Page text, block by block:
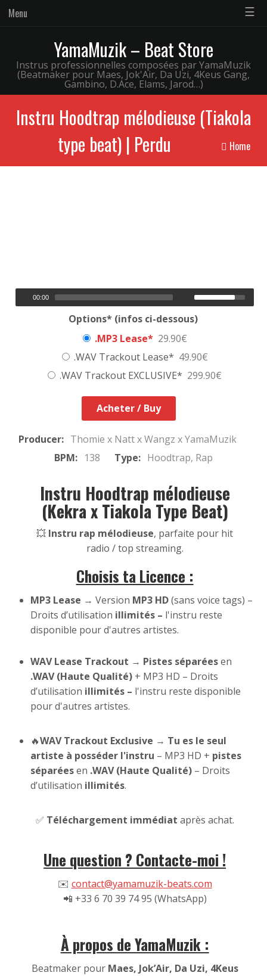
Menu ☰
YamaMuzik – Beat Store
Instrus professionnelles composées par YamaMuzik
(Beatmaker pour Maes, Jok'Air, Da Uzi, 4Keus Gang,
Gambino, D.Ace, Elams, Jarod…)
Instru Hoodtrap mélodieuse (Tiakola
type beat) | Perdu
Home
00:00
Options* (infos ci-dessous)
.MP3 Lease* 29.90€
.WAV Trackout Lease* 49.90€
.WAV Trackout EXCLUSIVE* 299.90€
Acheter / Buy
Producer: Thomie x Natt x Wangz x YamaMuzik
BPM: 138 Type: Hoodtrap, Rap
Instru Hoodtrap mélodieuse
(Kekra x Tiakola Type Beat)
💥 Instru rap mélodieuse, parfaite pour hit
radio / top streaming.
Choisis ta Licence :
MP3 Lease → Version MP3 HD(sans voice tags) –
Droits d’utilisation illimités – l'instru reste
disponible pour d'autres artistes.
WAV Lease Trackout → Pistes séparéesen
.WAV (Haute Qualité) + MP3 HD – Droits
d’utilisation illimités – l'instru reste disponible
pour d'autres artistes.
🔥WAV Trackout Exclusive → Tu es le seul
artiste à posséder l'instru – MP3 HD + pistes
séparéesen .WAV (Haute Qualité) – Droits
d’utilisation illimités.
✅ Téléchargement immédiat après achat.
Une question ? Contacte-moi !
✉️ contact@yamamuzik-beats.com
📲 +33 6 70 39 74 95 (WhatsApp)
À propos de YamaMuzik :
Beatmaker pour Maes, Jok’Air, Da Uzi, 4Keus